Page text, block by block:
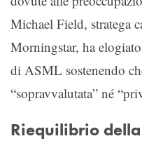
Michael Field, stratega
Morningstar, ha
di ASML sostenendo
“sopravvalutata” né
Riequilibrio